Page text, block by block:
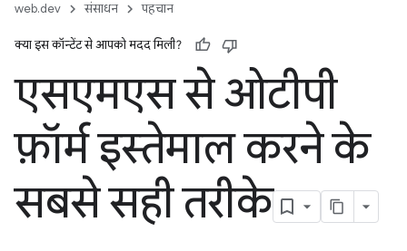
web.dev संसाधन पहचान
क्या इस कॉन्टेंट से आपको मदद मिली?
एसएमएस से ओटीपी
फ़ॉर्म इस्तेमाल करने के
सबसे सही तरीके